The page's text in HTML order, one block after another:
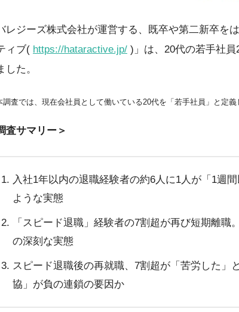
レジーズ株式会社が運営する、既卒や第二新卒を
ィブ( https://hataractive.jp/ )」は、20代の若手社
した。
調査では、現在会社員として働いている20代を「若手社員」と定義
査サマリー＞
入社1年以内の退職経験者の約6人に1人が「1週
ような実態
「スピード退職」経験者の7割超が再び短期離職
の深刻な実態
スピード退職後の再就職、7割超が「苦労した」
協」が負の連鎖の要因か